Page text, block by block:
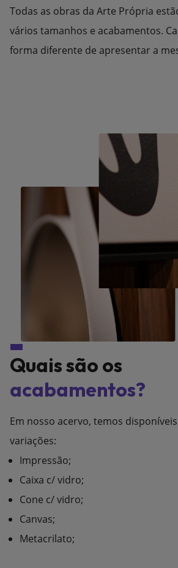
Todas as obras da Arte Própria
vários tamanhos e acabamentos.
forma diferente de apresentar a
Quais são os
acabamentos?
Em nosso acervo, temos
variações:
Impressão;
Caixa c/ vidro;
Cone c/ vidro;
Canvas;
Metacrilato;